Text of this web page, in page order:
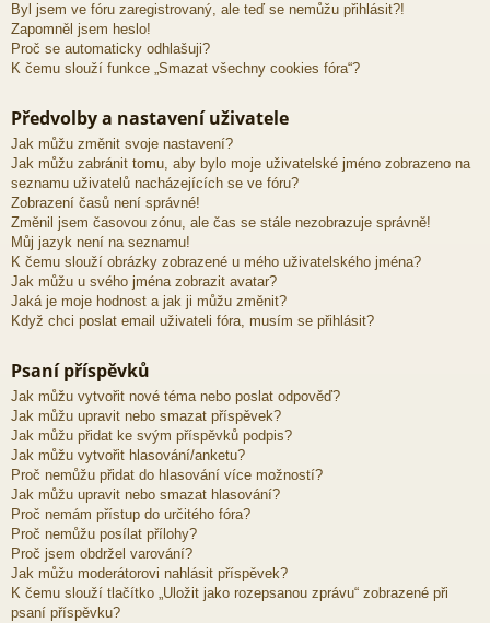
Byl jsem ve fóru zaregistrovaný, ale teď se nemůžu přihlásit?!
Zapomněl jsem heslo!
Proč se automaticky odhlašuji?
K čemu slouží funkce „Smazat všechny cookies fóra“?
Předvolby a nastavení uživatele
Jak můžu změnit svoje nastavení?
Jak můžu zabránit tomu, aby bylo moje uživatelské jméno zobrazeno na
seznamu uživatelů nacházejících se ve fóru?
Zobrazení časů není správné!
Změnil jsem časovou zónu, ale čas se stále nezobrazuje správně!
Můj jazyk není na seznamu!
K čemu slouží obrázky zobrazené u mého uživatelského jména?
Jak můžu u svého jména zobrazit avatar?
Jaká je moje hodnost a jak ji můžu změnit?
Když chci poslat email uživateli fóra, musím se přihlásit?
Psaní příspěvků
Jak můžu vytvořit nové téma nebo poslat odpověď?
Jak můžu upravit nebo smazat příspěvek?
Jak můžu přidat ke svým příspěvků podpis?
Jak můžu vytvořit hlasování/anketu?
Proč nemůžu přidat do hlasování více možností?
Jak můžu upravit nebo smazat hlasování?
Proč nemám přístup do určitého fóra?
Proč nemůžu posílat přílohy?
Proč jsem obdržel varování?
Jak můžu moderátorovi nahlásit příspěvek?
K čemu slouží tlačítko „Uložit jako rozepsanou zprávu“ zobrazené při
psaní příspěvku?